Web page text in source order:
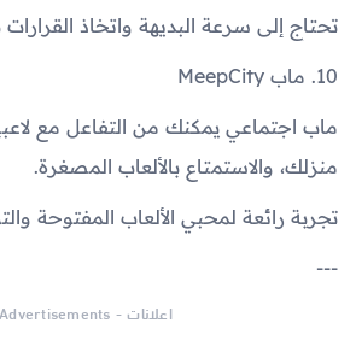
تحتاج إلى سرعة البديهة واتخاذ
10. ماب MeepCity
ماب اجتماعي يمكنك من التفاعل مع
منزلك، والاستمتاع بالألعاب المصغرة.
تجربة رائعة لمحبي الألعاب المفتوحة
---
اعلانات - Advertisements